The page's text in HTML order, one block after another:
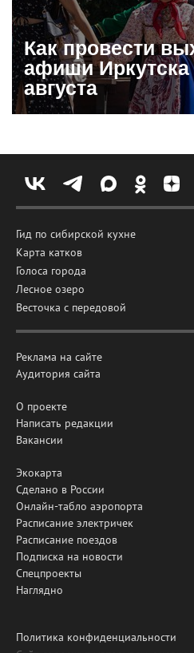
Как провести
афиши Иркутска
августа
Гид по сибирской кухне
Карта катков
Голоса города
Лесное озеро
Весточка с передовой
Реклама на сайте
Аудитория сайта
О проекте
Написать редакции
Вакансии
Экокарта
Сделано в России
Онлайн-табло аэропорта
Расписание электричек
Расписание поездов
Подписка на новости
Спецпроекты
Наглядно
Политика конфиденциальности